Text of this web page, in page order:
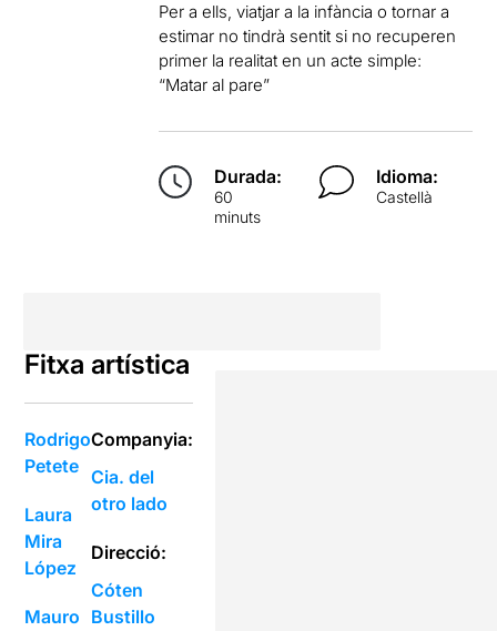
Per a ells, viatjar a la infància o tornar a
estimar no tindrà sentit si no recuperen
primer la realitat en un acte simple:
“Matar al pare”
Durada:
60
minuts
Idioma:
Castellà
Fitxa artística
Rodrigo
Petete
Laura
Mira
López
Mauro
Companyia:
Cia. del
otro lado
Direcció:
Cóten
Bustillo